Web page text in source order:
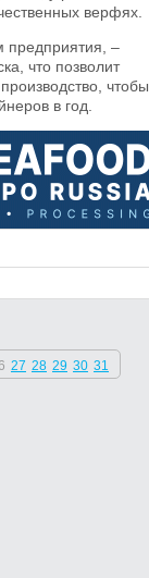
верфях.
предприятия, –
что позволит
чтобы
в год.
27 28 29 30 31